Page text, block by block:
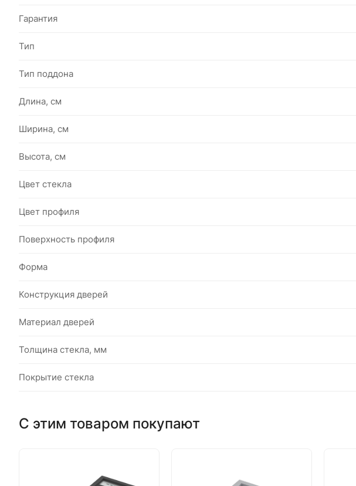
Гарантия
Тип
Тип поддона
Длина, см
Ширина, см
Высота, см
Цвет стекла
Цвет профиля
Поверхность профиля
Форма
Конструкция дверей
Материал дверей
Толщина стекла, мм
Покрытие стекла
С этим товаром покупают